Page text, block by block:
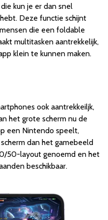
kun je er dan snel
Deze functie schijnt
die een foldable
multitasken aantrekkelijk,
klein te kunnen maken.
ook aantrekkeiljk,
het grote scherm nu de
een Nintendo speelt,
dan het gamebeeld
50-layout genoemd en het
beschikbaar.